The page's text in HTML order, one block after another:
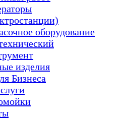
оборудование
изделия
Бизнеса